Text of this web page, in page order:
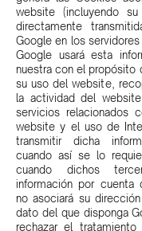
website (incluyendo
directamente
Google en los servidores
Google usará esta
nuestra con el propósito
su uso del website,
la actividad del
servicios relacionados
website y el uso de
transmitir dicha
cuando así se lo
cuando dichos
información por cuenta
no asociará su
dato del que disponga
rechazar el